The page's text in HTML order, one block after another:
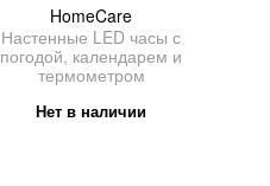
HomeCare
Настенные LED часы с
погодой, календарем и
термометром
Нет в наличии